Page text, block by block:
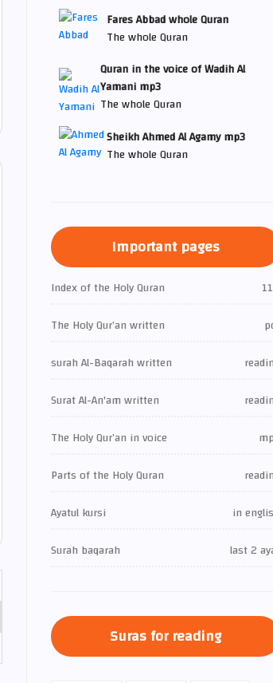
Fares Abbad whole Quran
The whole Quran
Quran in the voice of Wadih Al
Yamani mp3
The whole Quran
Sheikh Ahmed Al Agamy mp3
The whole Quran
Important pages
Index of the Holy Quran
The Holy Qur’an written
surah Al-Baqarah written
Surat Al-An'am written
The Holy Qur’an in voice
Parts of the Holy Quran
Ayatul kursi
in
Surah baqarah
last 2
Suras for reading